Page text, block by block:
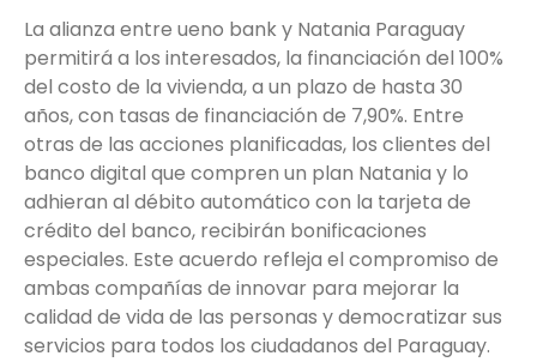
La alianza entre ueno bank y Natania Paraguay
permitirá a los interesados, la financiación del 100%
del costo de la vivienda, a un plazo de hasta 30
años, con tasas de financiación de 7,90%. Entre
otras de las acciones planificadas, los clientes del
banco digital que compren un plan Natania y lo
adhieran al débito automático con la tarjeta de
crédito del banco, recibirán bonificaciones
especiales. Este acuerdo refleja el compromiso de
ambas compañías de innovar para mejorar la
calidad de vida de las personas y democratizar sus
servicios para todos los ciudadanos del Paraguay.